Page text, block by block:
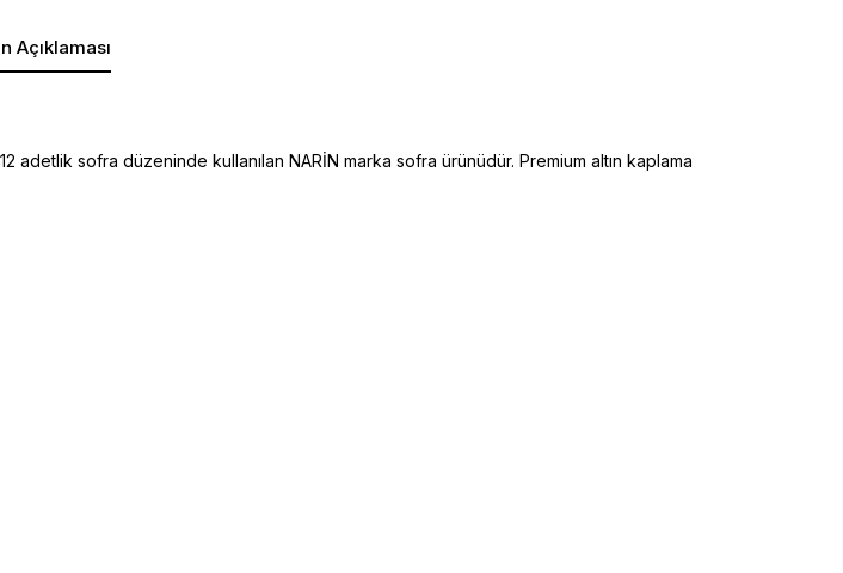
Açıklaması
adetlik sofra düzeninde kullanılan NARİN marka sofra ürünüdür. Premium altın kaplama